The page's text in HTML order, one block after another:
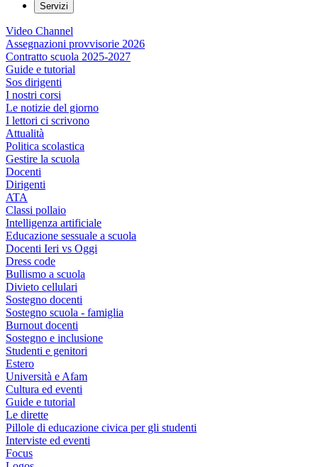
Servizi
Video Channel
Assegnazioni provvisorie 2026
Contratto scuola 2025-2027
Guide e tutorial
Sos dirigenti
I nostri corsi
Le notizie del giorno
I lettori ci scrivono
Attualità
Politica scolastica
Gestire la scuola
Docenti
Dirigenti
ATA
Classi pollaio
Intelligenza artificiale
Educazione sessuale a scuola
Docenti Ieri vs Oggi
Dress code
Bullismo a scuola
Divieto cellulari
Sostegno docenti
Sostegno scuola - famiglia
Burnout docenti
Sostegno e inclusione
Studenti e genitori
Estero
Università e Afam
Cultura ed eventi
Guide e tutorial
Le dirette
Pillole di educazione civica per gli studenti
Interviste ed eventi
Focus